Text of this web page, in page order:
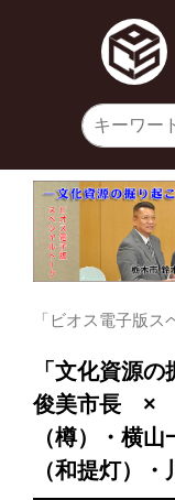
「ビオス電子版
「文化資源
俊美市長 ×
（樽）・横
（和提灯）